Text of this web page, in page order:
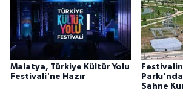
Malatya, Türkiye Kültür Yolu
Festivali'ne Hazır
Sahne